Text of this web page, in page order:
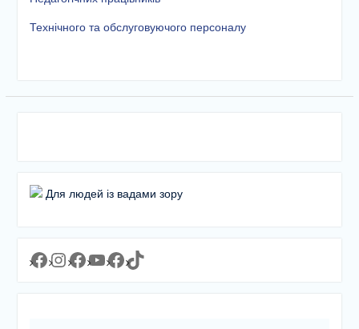
дитячо-юнацької
проведено підсумкову
Технічного та обслуговуючого персоналу
Для людей із вадами зору
Facebook
Instagram
Facebook
YouTube
Facebook
https://www.tiktok.com/@lyceum1man?_t=8YJMx0RJgIf&_r=1